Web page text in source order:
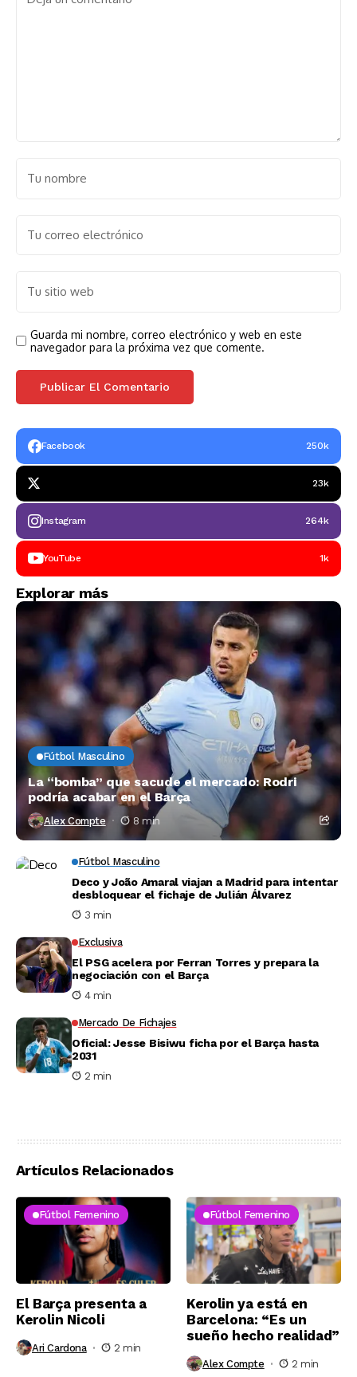
Guarda mi nombre, correo electrónico y web en este
navegador para la próxima vez que comente.
Facebook 250k
23k
Instagram 264k
YouTube 1k
Explorar más
Fútbol Masculino
La “bomba” que sacude el mercado: Rodri
podría acabar en el Barça
Alex Compte 8 min
Fútbol Masculino
Deco y João Amaral viajan a Madrid para intentar
desbloquear el fichaje de Julián Álvarez
3 min
Exclusiva
El PSG acelera por Ferran Torres y prepara la
negociación con el Barça
4 min
Mercado De Fichajes
Oficial: Jesse Bisiwu ficha por el Barça hasta
2031
2 min
Artículos Relacionados
Fútbol Femenino
El Barça presenta a
Kerolin Nicoli
Ari Cardona 2 min
Fútbol Femenino
Kerolin ya está en
Barcelona: “Es un
sueño hecho realidad”
Alex Compte 2 min